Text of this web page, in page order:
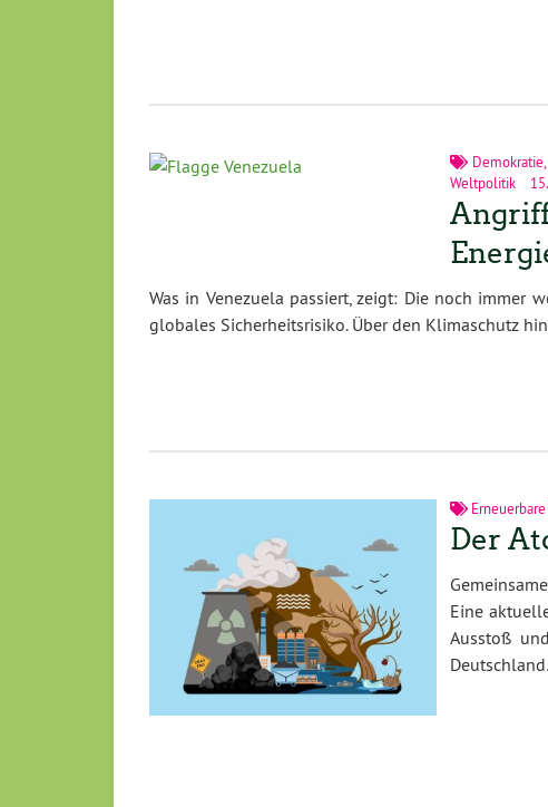
Demokratie,
Weltpolitik
Was in Venezuela passiert, zeigt: Die noch
globales Sicherheitsrisiko. Über den Klimaschutz
Der
Eine
Ausstoß